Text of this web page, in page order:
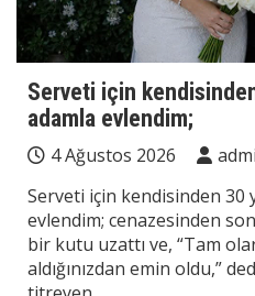
Serveti için
adamla evlendim;
4 Ağustos 2026
Serveti için kendisinden 30
evlendim; cenazesinden
bir kutu uzattı ve, “Tam
aldığınızdan emin oldu,”